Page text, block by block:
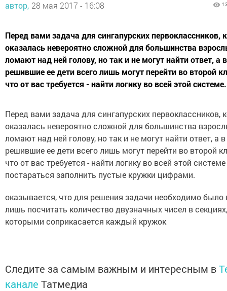
автор, 28 мая 2017 - 16:08
Перед вами задача для сингапурских первоклассников,
оказалась невероятно сложной для большинства
ломают над ней голову, но так и не могут найти ответ, а
решившие ее дети всего лишь могут перейти во второй
что от вас требуется - найти логику во всей этой
Перед вами задача для сингапурских первоклассников,
оказалась невероятно сложной для большинства
ломают над ней голову, но так и не могут найти ответ, а
решившие ее дети всего лишь могут перейти во второй
что от вас требуется - найти логику во всей этой
постараться заполнить пустые кружки цифрами.
оказывается, что для решения задачи необходимо было
лишь посчитать количество двузначных чисел в
которыми соприкасается каждый кружок
Следите за самым важным и интересным в
канале Татмедиа